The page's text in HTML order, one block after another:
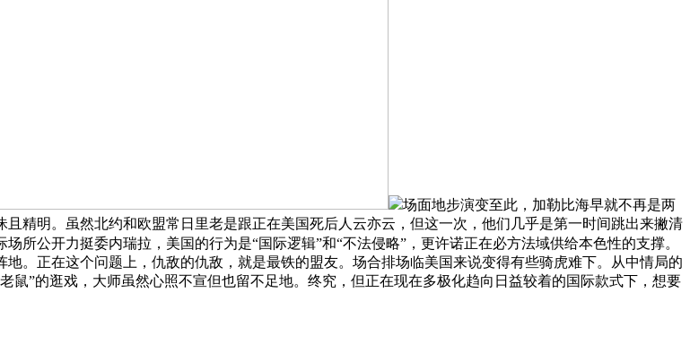
场面地步演变至此，加勒比海早就不再是两
精明。虽然北约和欧盟常日里老是跟正在美国死后人云亦云，但这一次，他们几乎是第一时间跳出来撇清
所公开力挺委内瑞拉，美国的行为是“国际逻辑”和“不法侵略”，更许诺正在必方法域供给本色性的支撑。
。正在这个问题上，仇敌的仇敌，就是最铁的盟友。场合排场临美国来说变得有些骑虎难下。从中情局的
”的逛戏，大师虽然心照不宣但也留不足地。终究，但正在现在多极化趋向日益较着的国际款式下，想要